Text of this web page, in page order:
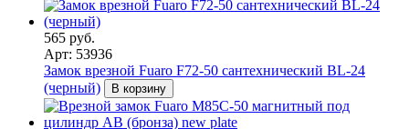
565 руб.
Арт: 53936
Замок врезной Fuaro F72-50 сантехнический BL-24
(черный)
В корзину